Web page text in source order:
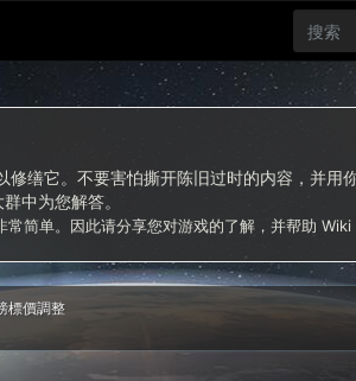
缮它。不要害怕撕开陈旧过时的内容，并用
中为您解答。
常简单。因此请分享您对游戏的了解，并帮助 Wiki
標價調整